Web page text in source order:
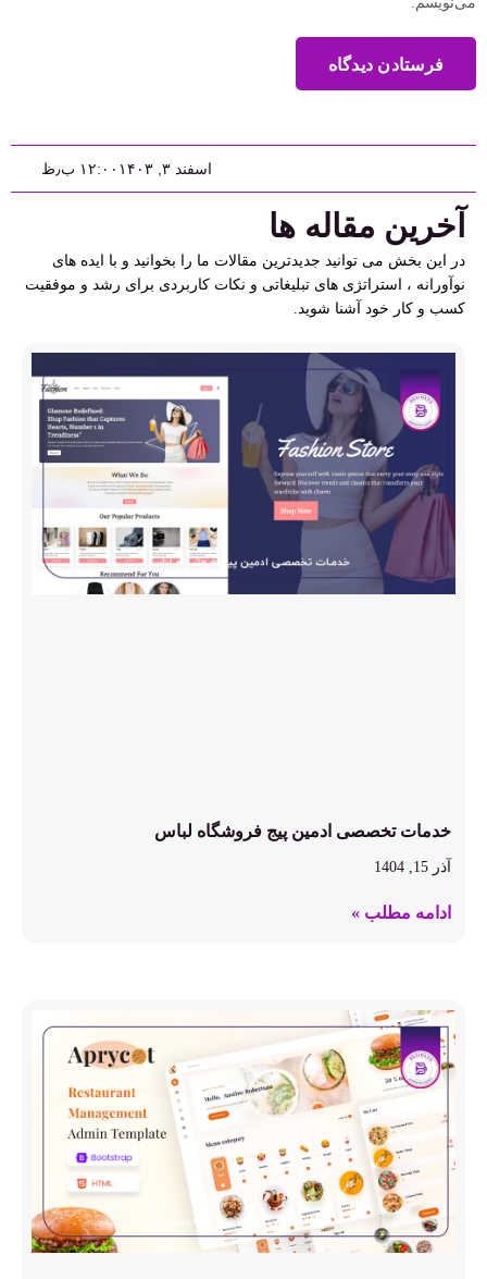
فرستادن دیدگاه
اسفند ۳, ۱۴۰۳ ۱۲:۰۰ ب٫ظ
آخرین مقاله ها
در این بخش می توانید جدیدترین مقالات ما را بخوانید و با ایده های
نوآورانه ، استراتژی های تبلیغاتی و نکات کاربردی برای رشد و موفقیت
کسب و کار خود آشنا شوید.
خدمات تخصصی ادمین پیج فروشگاه لباس
آذر 15, 1404
ادامه مطلب »